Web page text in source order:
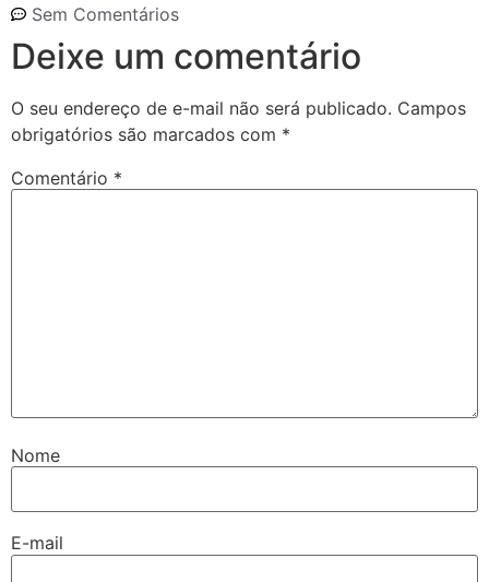
Sem Comentários
Deixe um comentário
O seu endereço de e-mail não será publicado. Campos
obrigatórios são marcados com *
Comentário *
Nome
E-mail